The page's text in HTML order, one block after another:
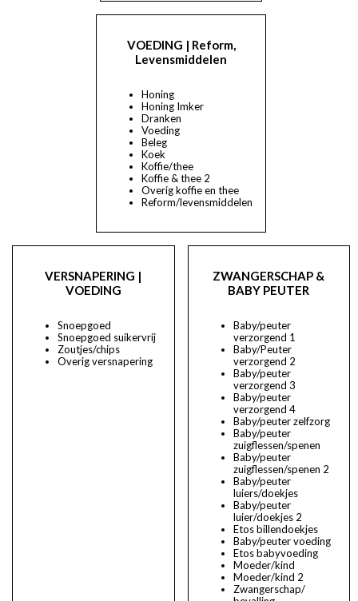
VOEDING | Reform,
Levensmiddelen
Honing
Honing Imker
Dranken
Voeding
Beleg
Koek
Koffie/thee
Koffie & thee 2
Overig koffie en thee
Reform/levensmiddelen
VERSNAPERING |
VOEDING
Snoepgoed
Snoepgoed suikervrij
Zoutjes/chips
Overig versnapering
ZWANGERSCHAP &
BABY PEUTER
Baby/peuter
verzorgend 1
Baby/Peuter
verzorgend 2
Baby/peuter
verzorgend 3
Baby/peuter
verzorgend 4
Baby/peuter zelfzorg
Baby/peuter
zuigflessen/spenen
Baby/peuter
zuigflessen/spenen 2
Baby/peuter
luiers/doekjes
Baby/peuter
luier/doekjes 2
Etos billendoekjes
Baby/peuter voeding
Etos babyvoeding
Moeder/kind
Moeder/kind 2
Zwangerschap/